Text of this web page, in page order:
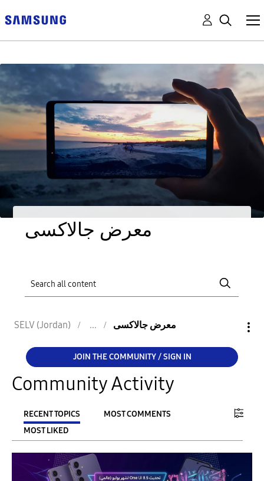
معرض جالاكسى
SELV (Jordan) معرض جالاكسى
JOIN THE COMMUNITY / SIGN IN
Community Activity
RECENT TOPICS
MOST COMMENTS
MOST LIKED
FILTER:
From